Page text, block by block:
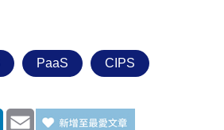
PaaS CIPS
LinkedIn
Email